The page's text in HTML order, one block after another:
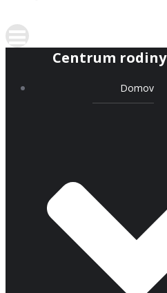
Centrum rodiny
Domov